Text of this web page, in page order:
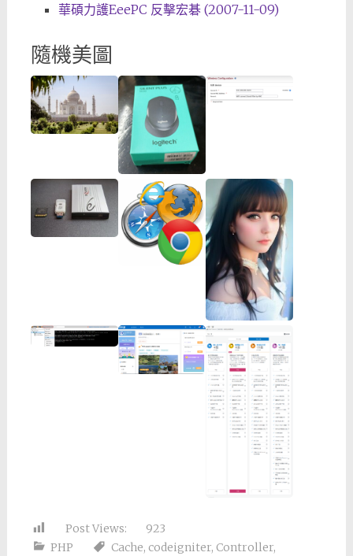
華碩力護EeePC 反擊宏碁 (2007-11-09)
隨機美圖
Post Views:
923
PHP
Cache, codeigniter, Controller,